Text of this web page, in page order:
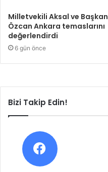
Milletvekili Aksal ve Başkan
Özcan Ankara temaslarını
değerlendirdi
6 gün önce
Bizi Takip Edin!